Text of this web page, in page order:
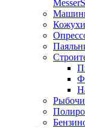
Кожухи